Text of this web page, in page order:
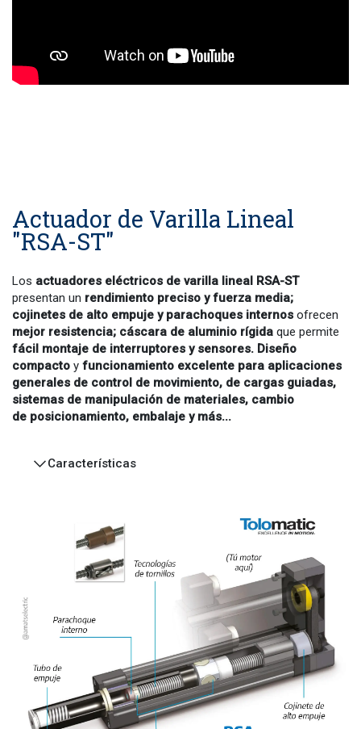
Actuador de Varilla Lineal
"RSA-ST"
Los actuadores eléctricos de varilla lineal RSA-ST
presentan un rendimiento preciso y fuerza media;
cojinetes de alto empuje y parachoques internos ofrecen
mejor resistencia; cáscara de aluminio rígida que permite
fácil montaje de interruptores y sensores. Diseño
compacto y funcionamiento excelente para aplicaciones
generales de control de movimiento, de cargas guiadas,
sistemas de manipulación de materiales, cambio
de posicionamiento, embalaje y más...
Características